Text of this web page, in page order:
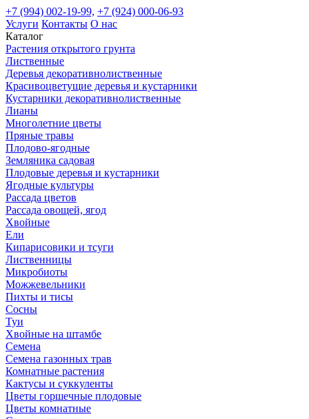
+7 (994) 002-19-99, +7 (924) 000-06-93
Услуги Контакты О нас
Каталог
Растения открытого грунта
Лиственные
Деревья декоративнолиственные
Красивоцветущие деревья и кустарники
Кустарники декоративнолиственные
Лианы
Многолетние цветы
Пряные травы
Плодово-ягодные
Земляника садовая
Плодовые деревья и кустарники
Ягодные культуры
Рассада цветов
Рассада овощей, ягод
Хвойные
Ели
Кипарисовики и тсуги
Лиственницы
Микробиоты
Можжевельники
Пихты и тисы
Сосны
Туи
Хвойные на штамбе
Семена
Семена газонных трав
Комнатные растения
Кактусы и суккуленты
Цветы горшечные плодовые
Цветы комнатные